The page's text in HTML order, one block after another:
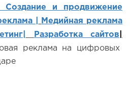
Создание и продвижение
|
Медийная реклама
Разработка сайтов
реклама на цифровых